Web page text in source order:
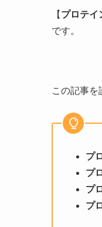
【 プロテイ
です。
この記事を
プ
プ
プ
プ